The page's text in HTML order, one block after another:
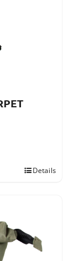
Details